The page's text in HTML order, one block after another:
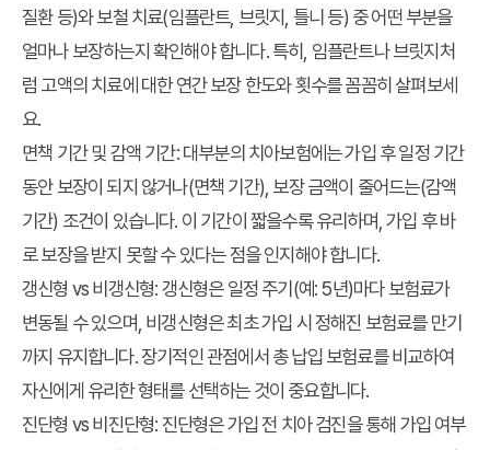
질환 등)와 보철 치료(임플란트, 브릿지, 틀니 등) 중 어떤 부분을
얼마나 보장하는지 확인해야 합니다. 특히, 임플란트나 브릿지처
럼 고액의 치료에 대한 연간 보장 한도와 횟수를 꼼꼼히 살펴보세
요.
면책 기간 및 감액 기간:대부분의 치아보험에는 가입 후 일정 기간
동안 보장이 되지 않거나(면책 기간), 보장 금액이 줄어드는(감액
기간) 조건이 있습니다. 이 기간이 짧을수록 유리하며, 가입 후 바
로 보장을 받지 못할 수 있다는 점을 인지해야 합니다.
갱신형 vs 비갱신형:갱신형은 일정 주기(예: 5년)마다 보험료가
변동될 수 있으며, 비갱신형은 최초 가입 시 정해진 보험료를 만기
까지 유지합니다. 장기적인 관점에서 총 납입 보험료를 비교하여
자신에게 유리한 형태를 선택하는 것이 중요합니다.
진단형 vs 비진단형: 진단형은 가입 전 치아 검진을 통해 가입 여부